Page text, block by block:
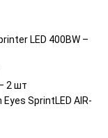
LED 400BW –
2 шт
SprintLED AIR-